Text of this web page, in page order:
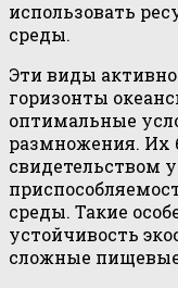
использовать
среды.
Эти виды
горизонты
оптимальные
размножения. Их
свидетельством
среды. Такие
устойчивость
сложные